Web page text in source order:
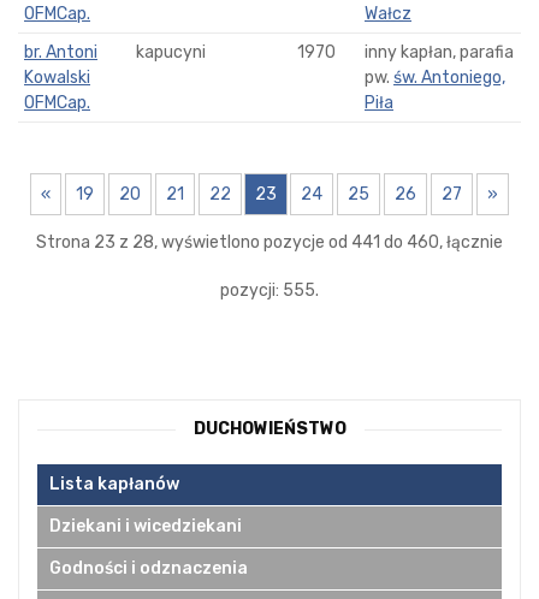
OFMCap.
Wałcz
br. Antoni
Kowalski
OFMCap.
kapucyni 1970
inny kapłan, parafia
pw. św. Antoniego,
Piła
« 19 20 21 22 23 24 25 26 27 »
Strona 23 z 28, wyświetlono pozycje od 441 do 460, łącznie
pozycji: 555.
DUCHOWIEŃSTWO
Lista kapłanów
Dziekani i wicedziekani
Godności i odznaczenia